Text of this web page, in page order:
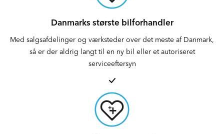
Danmarks største bilforhandler
Med salgsafdelinger og værksteder over det meste af Danmark,
så er der aldrig langt til en ny bil eller et autoriseret
serviceeftersyn